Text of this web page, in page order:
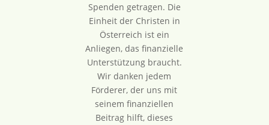
Spenden getragen. Die
Einheit der Christen in
Österreich ist ein
Anliegen, das finanzielle
Unterstützung braucht.
Wir danken jedem
Förderer, der uns mit
seinem finanziellen
Beitrag hilft, dieses